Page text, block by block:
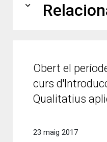
expand_more
Obert el
curs
Qualitatius
23 maig 2017